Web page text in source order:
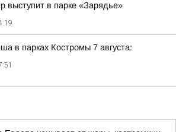
выступит в парке «Зарядье»
в парках Костромы 7 августа: